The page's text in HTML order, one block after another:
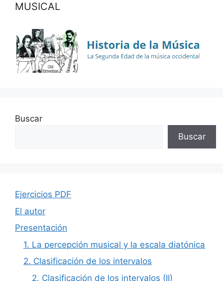
MUSICAL
Buscar
Buscar
Ejercicios PDF
El autor
Presentación
1. La percepción musical y la escala diatónica
2. Clasificación de los intervalos
2. Clasificación de los intervalos (II)